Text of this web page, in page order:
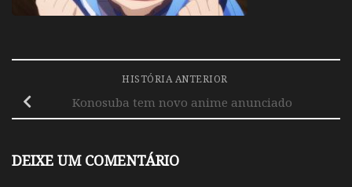
HISTÓRIA ANTERIOR
Konosuba tem novo anime anunciado
DEIXE UM COMENTÁRIO